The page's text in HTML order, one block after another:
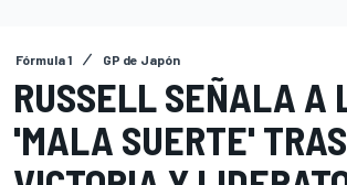
Fórmula 1 GP de Japón
RUSSELL SEÑALA A
'MALA SUERTE'